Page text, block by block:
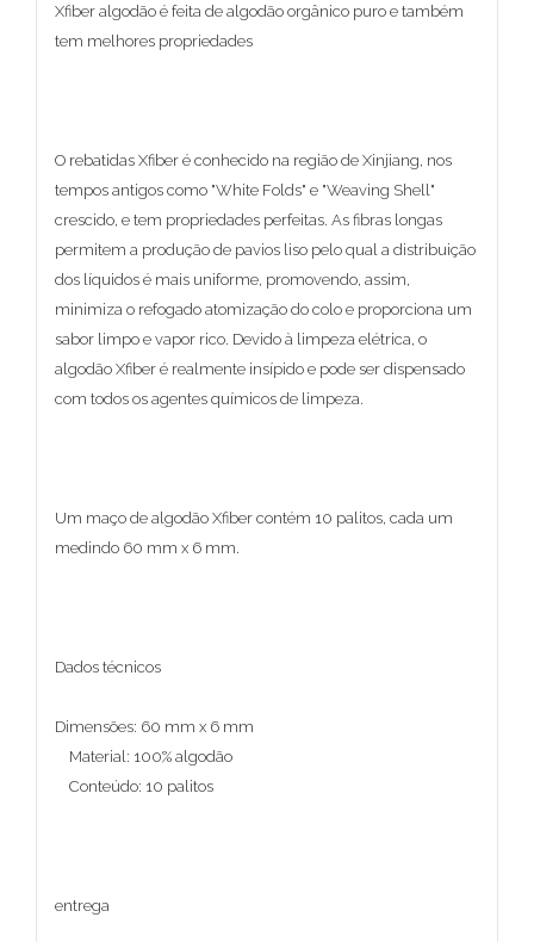
Xfiber algodão é feita de algodão orgânico puro e também
tem melhores propriedades
O rebatidas Xfiber é conhecido na região de Xinjiang, nos
tempos antigos como "White Folds" e "Weaving Shell"
crescido, e tem propriedades perfeitas. As fibras longas
permitem a produção de pavios liso pelo qual a distribuição
dos líquidos é mais uniforme, promovendo, assim,
minimiza o refogado atomização do colo e proporciona um
sabor limpo e vapor rico. Devido à limpeza elétrica, o
algodão Xfiber é realmente insípido e pode ser dispensado
com todos os agentes químicos de limpeza.
Um maço de algodão Xfiber contém 10 palitos, cada um
medindo 60 mm x 6 mm.
Dados técnicos
Dimensões: 60 mm x 6 mm
Material: 100% algodão
Conteúdo: 10 palitos
entrega